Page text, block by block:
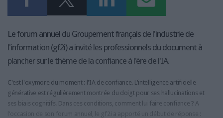
Le forum annuel du Groupement français de l'industrie de
l'information (gf2i) a invité les professionnels du document à
plancher sur le thème de la confiance à l'ère de l'IA.
C'est l'oxymore du moment : l'IA de confiance. L'intelligence artificielle
générative est régulièrement montrée du doigt pour ses hallucinations et
ses biais cognitifs. Dans ces conditions, comment lui faire confiance ? A
l'occasion de son forum annuel, le gf2i a apporté un début de réponse :